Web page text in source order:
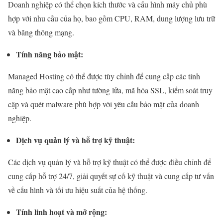
Doanh nghiệp có thể chọn kích thước và cấu hình máy chủ phù
hợp với nhu cầu của họ, bao gồm CPU, RAM, dung lượng lưu trữ
và băng thông mạng.
Tính năng bảo mật:
Managed Hosting có thể được tùy chỉnh để cung cấp các tính
năng bảo mật cao cấp như tường lửa, mã hóa SSL, kiểm soát truy
cập và quét malware phù hợp với yêu cầu bảo mật của doanh
nghiệp.
Dịch vụ quản lý và hỗ trợ kỹ thuật:
Các dịch vụ quản lý và hỗ trợ kỹ thuật có thể được điều chỉnh để
cung cấp hỗ trợ 24/7, giải quyết sự cố kỹ thuật và cung cấp tư vấn
về cấu hình và tối ưu hiệu suất của hệ thống.
Tính linh hoạt và mở rộng: